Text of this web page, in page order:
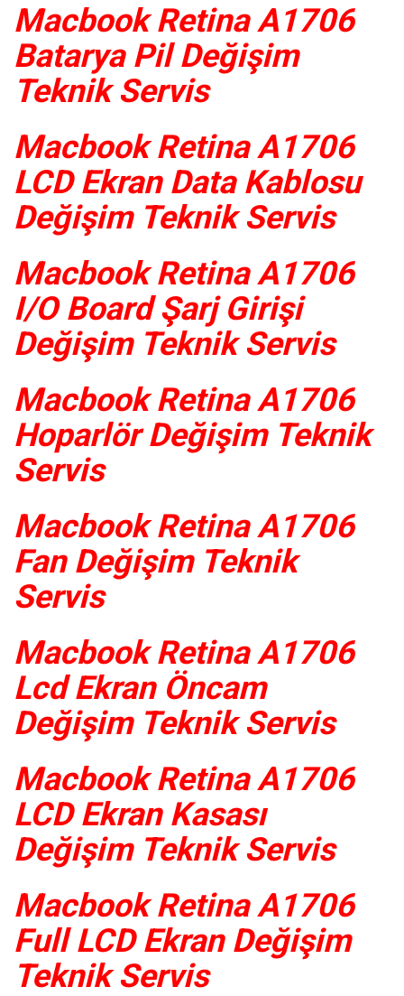
Macbook Retina A1706
Batarya Pil Değişim
Teknik Servis
Macbook Retina A1706
LCD Ekran Data Kablosu
Değişim Teknik Servis
Macbook Retina A1706
I/O Board Şarj Girişi
Değişim Teknik Servis
Macbook Retina A1706
Hoparlör Değişim Teknik
Servis
Macbook Retina A1706
Fan Değişim Teknik
Servis
Macbook Retina A1706
Lcd Ekran Öncam
Değişim Teknik Servis
Macbook Retina A1706
LCD Ekran Kasası
Değişim Teknik Servis
Macbook Retina A1706
Full LCD Ekran Değişim
Teknik Servis